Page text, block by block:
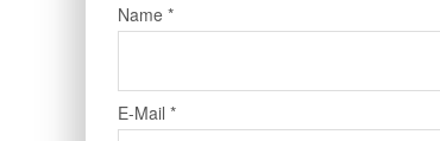
Name *
E-Mail *